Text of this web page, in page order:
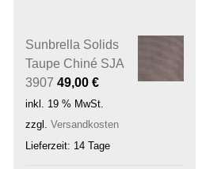
Sunbrella Solids
Taupe Chiné SJA
3907 49,00 €
inkl. 19 % MwSt.
zzgl. Versandkosten
Lieferzeit: 14 Tage